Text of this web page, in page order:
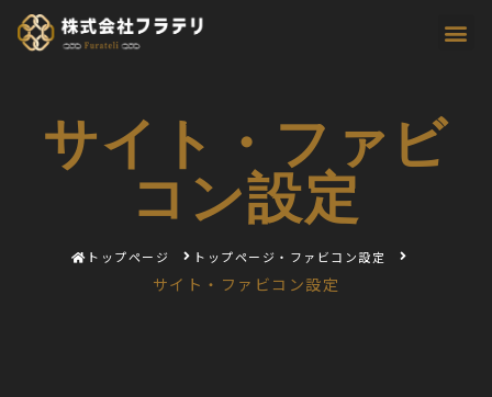
サイト・ファビ
コン設定
トップページ トップページ・ファビコン設定
サイト・ファビコン設定